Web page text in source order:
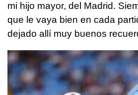
mi hijo mayor, del Madrid.
que le vaya bien en cada
dejado allí muy buenos